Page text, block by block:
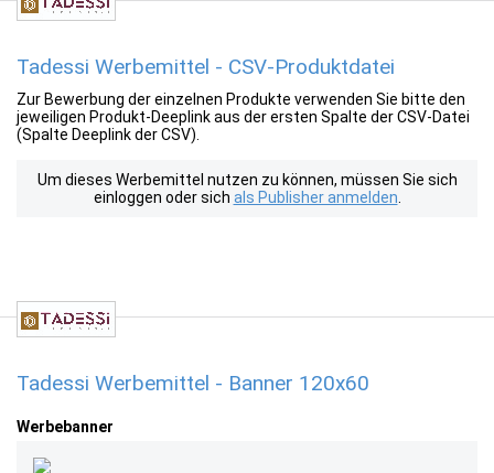
Tadessi Werbemittel - CSV-Produktdatei
Zur Bewerbung der einzelnen Produkte verwenden Sie bitte den
jeweiligen Produkt-Deeplink aus der ersten Spalte der CSV-Datei
(Spalte Deeplink der CSV).
Um dieses Werbemittel nutzen zu können, müssen Sie sich
einloggen oder sich als Publisher anmelden
Tadessi Werbemittel - Banner 120x60
Werbebanner